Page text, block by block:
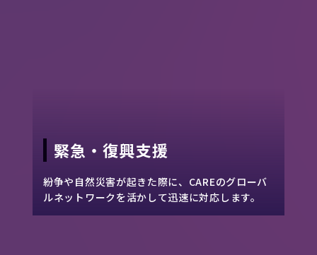
緊急・復興支援
紛争や自然災害が起きた際に、CAREのグローバ
ルネットワークを活かして迅速に対応します。